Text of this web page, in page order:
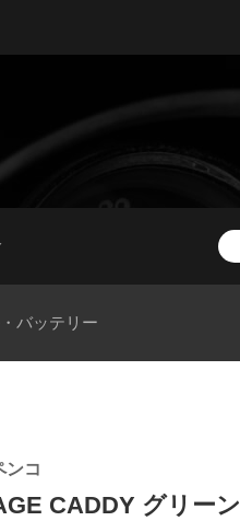
バッテリー
ンコ
CADDY グリーン